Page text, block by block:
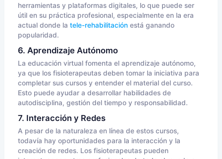
herramientas y plataformas digitales, lo que puede ser
útil en su práctica profesional, especialmente en la era
actual donde la tele-rehabilitación está ganando
popularidad.
6. Aprendizaje Autónomo
La educación virtual fomenta el aprendizaje autónomo,
ya que los fisioterapeutas deben tomar la iniciativa para
completar sus cursos y entender el material del curso.
Esto puede ayudar a desarrollar habilidades de
autodisciplina, gestión del tiempo y responsabilidad.
7. Interacción y Redes
A pesar de la naturaleza en línea de estos cursos,
todavía hay oportunidades para la interacción y la
creación de redes. Los fisioterapeutas pueden